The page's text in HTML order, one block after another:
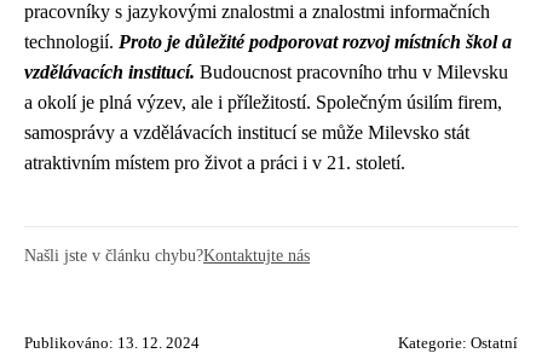
pracovníky s jazykovými znalostmi a znalostmi informačních
technologií. Proto je důležité podporovat rozvoj místních škol a
vzdělávacích institucí. Budoucnost pracovního trhu v Milevsku
a okolí je plná výzev, ale i příležitostí. Společným úsilím firem,
samosprávy a vzdělávacích institucí se může Milevsko stát
atraktivním místem pro život a práci i v 21. století.
Našli jste v článku chybu?Kontaktujte nás
Publikováno: 13. 12. 2024 Kategorie: Ostatní